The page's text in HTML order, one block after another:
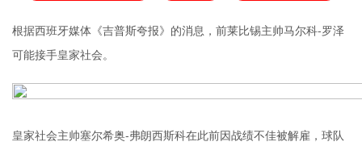
根据西班牙媒体《吉普斯夸报》的消息，前莱比锡主帅马尔科-罗泽
可能接手皇家社会。
皇家社会主帅塞尔希奥-弗朗西斯科在此前因战绩不佳被解雇，球队